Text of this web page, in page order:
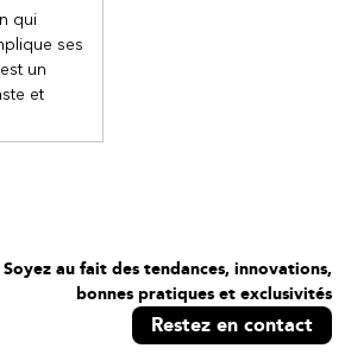
qui
ses
un
et
Soyez au fait des tendances, innovations,
bonnes pratiques et exclusivités
Restez en contact